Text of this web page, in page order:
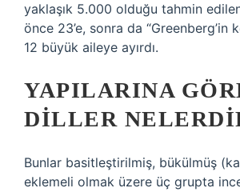
yaklaşık 5.000 olduğu tahmin
önce 23’e, sonra da “Greenberg’in
12 büyük aileye ayırdı.
YAPILARINA
DILLER
Bunlar basitleştirilmiş, bükülmüş
eklemeli olmak üzere üç grupta